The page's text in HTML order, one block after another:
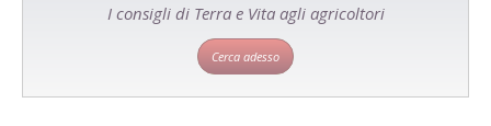
I consigli di Terra e Vita agli agricoltori
Cerca adesso